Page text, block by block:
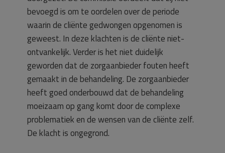
bevoegd is om te oordelen over de periode
waarin de cliënte gedwongen opgenomen is
geweest. In deze klachten is de cliënte niet-
ontvankelijk. Verder is het niet duidelijk
geworden dat de zorgaanbieder fouten heeft
gemaakt in de behandeling. De zorgaanbieder
heeft goed onderbouwd dat de behandeling
moeizaam op gang komt door de complexe
problematiek en de wensen van de cliënte zelf.
De klacht is ongegrond.